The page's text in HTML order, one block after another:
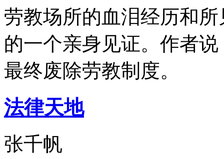
劳教场所的血泪经历和
的一个亲身见证。作者
最终废除劳教制度。
法律天地
张千帆